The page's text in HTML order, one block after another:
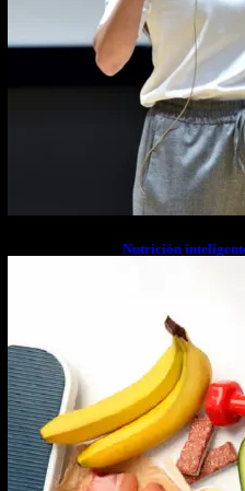
Nutrición